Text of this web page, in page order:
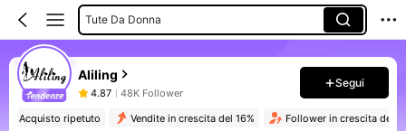
Tute Da Donna
Aliling
4.87 48K Follower
Segui
6.2K Acquisto ripetuto Vendite in crescita del 16% Follower in crescita